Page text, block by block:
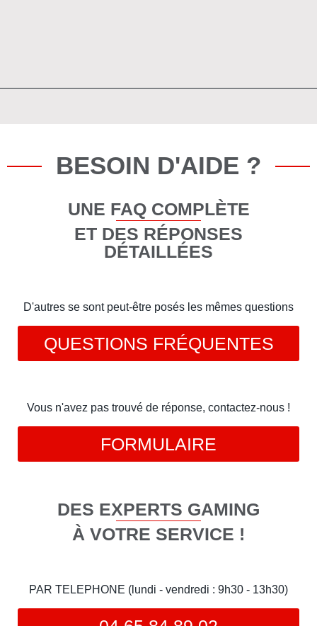
BESOIN D'AIDE ?
UNE FAQ COMPLÈTE
ET DES RÉPONSES
DÉTAILLÉES
D'autres se sont peut-être posés les mêmes questions
QUESTIONS FRÉQUENTES
Vous n'avez pas trouvé de réponse, contactez-nous !
FORMULAIRE
DES EXPERTS GAMING
À VOTRE SERVICE !
PAR TELEPHONE (lundi - vendredi : 9h30 - 13h30)